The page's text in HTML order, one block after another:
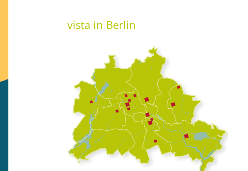
vista in Berlin